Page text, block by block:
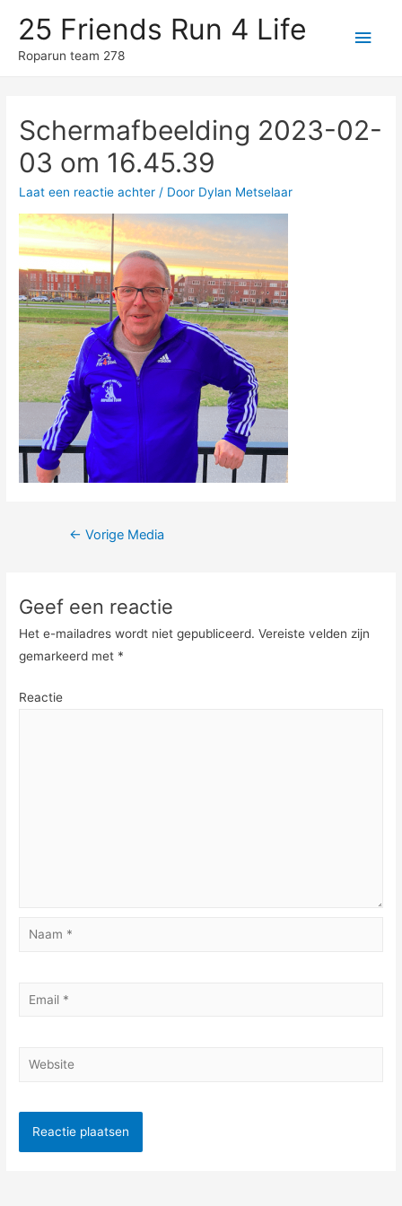
25 Friends Run 4 Life
Roparun team 278
Schermafbeelding 2023-02-
03 om 16.45.39
Laat een reactie achter / Door Dylan Metselaar
Berichtnavigatie
← Vorige Media
Geef een reactie
Het e-mailadres wordt niet gepubliceerd. Vereiste velden zijn
gemarkeerd met *
Reactie
Naam
Email
Website